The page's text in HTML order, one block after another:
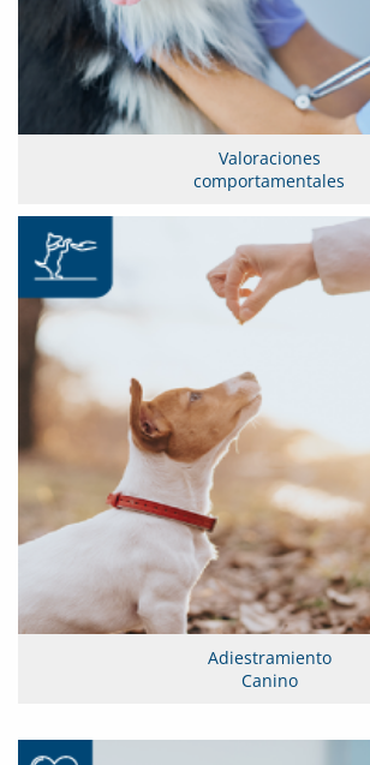
Valoraciones
comportamentales
Adiestramiento
Canino